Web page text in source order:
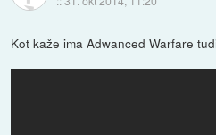
Kot kaže ima Adwanced Warfare